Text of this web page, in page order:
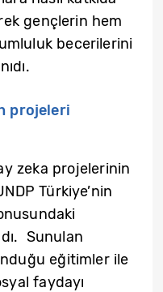
gençlerin hem
becerilerini
projeleri
zeka projelerinin
Türkiye’nin
Sunulan
eğitimler ile
faydayı